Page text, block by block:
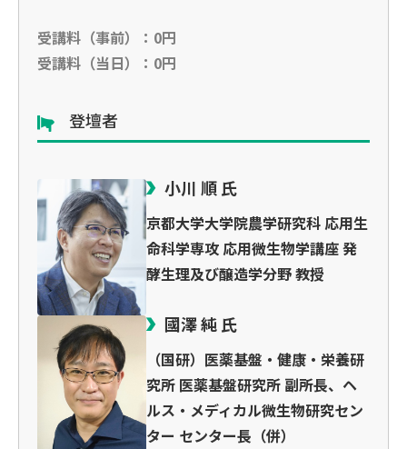
受講料（事前）：0円
受講料（当日）：0円
登壇者
小川 順 氏
京都大学大学院農学研究科 応用生
命科学専攻 応用微生物学講座 発
酵生理及び醸造学分野 教授
國澤 純 氏
（国研）医薬基盤・健康・栄養研
究所 医薬基盤研究所 副所長、ヘ
ルス・メディカル微生物研究セン
ター センター長（併）